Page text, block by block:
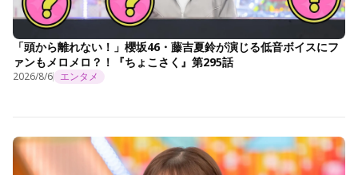
「頭から離れない！」櫻坂46・藤吉夏鈴が演じる低音ボイスにフ
ァンもメロメロ？！『ちょこさく』第295話
2026/8/6 エンタメ